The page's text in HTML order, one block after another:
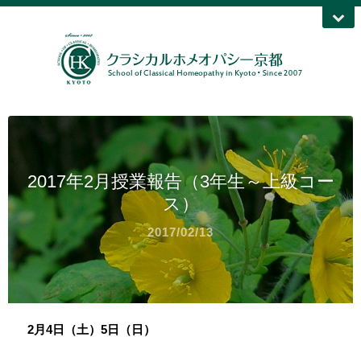
2017年2月授業報告（3年生～上級コー
ス）
2017/02/13
2月4日（土）5日（日）